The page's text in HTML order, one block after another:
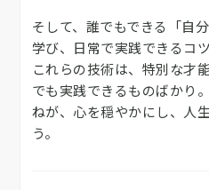
そして、誰でもできる「自
学び、日常で実践できるコ
これらの技術は、特別な才
でも実践できるものばかり
ねが、心を穏やかにし、人
う。